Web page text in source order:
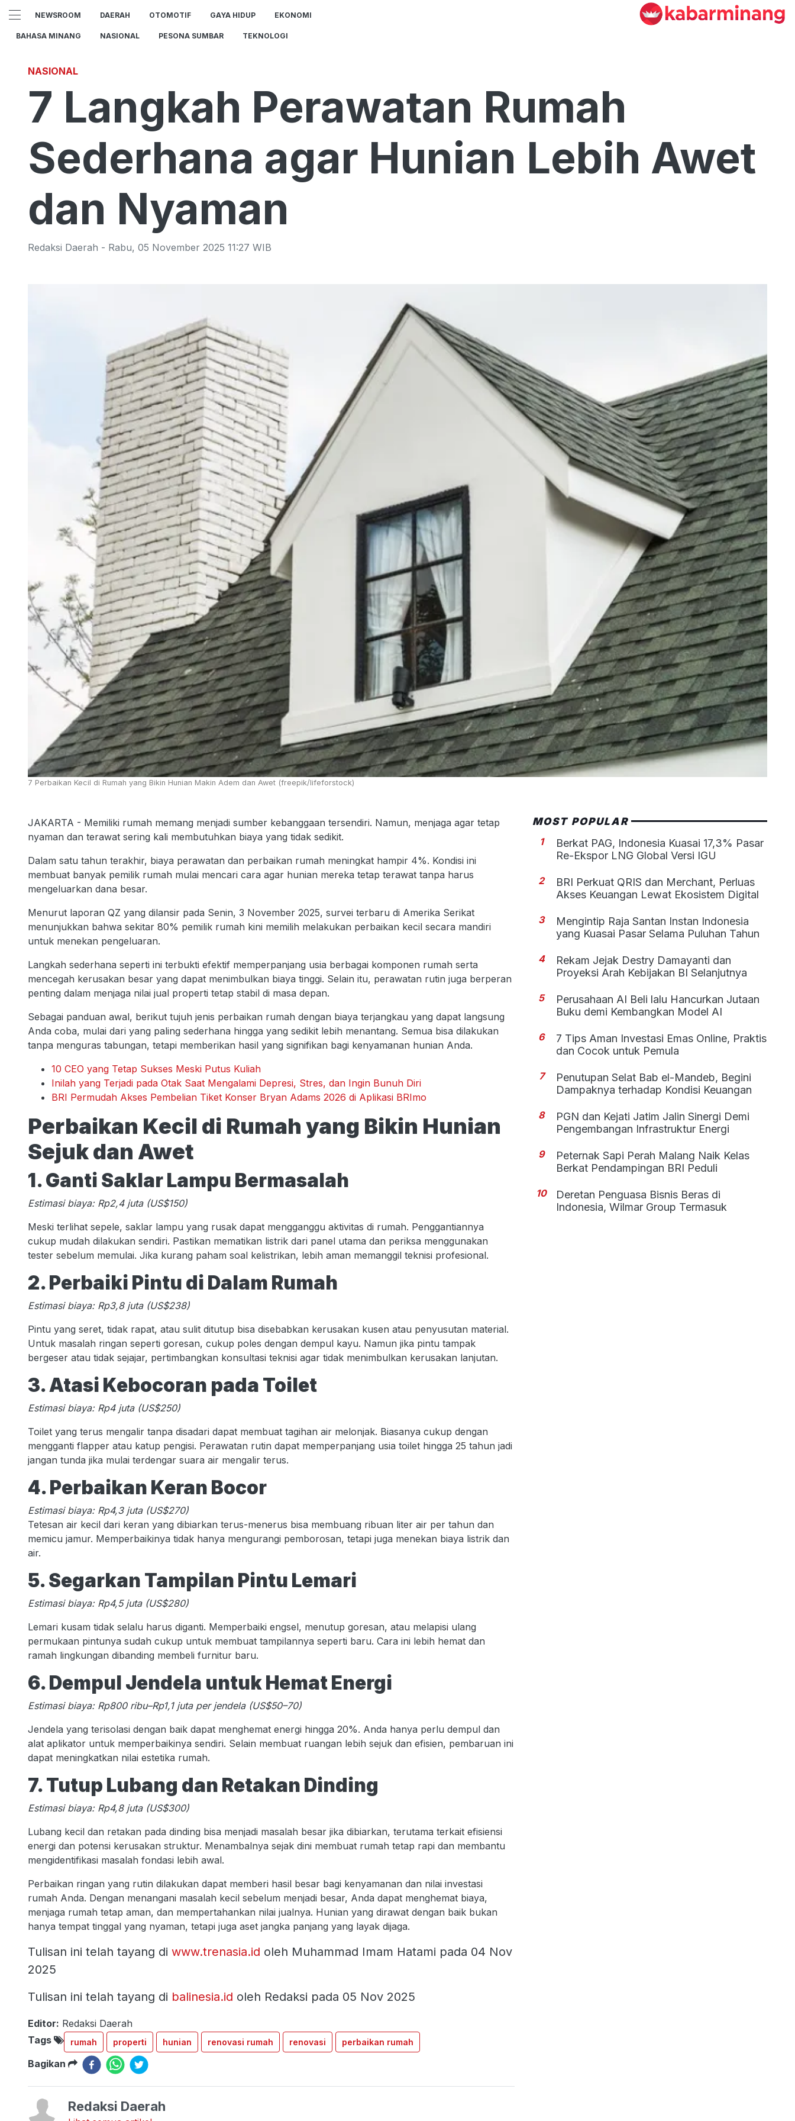
NEWSROOM DAERAH OTOMOTIF GAYA HIDUP EKONOMI
BAHASA MINANG NASIONAL PESONA SUMBAR TEKNOLOGI
NASIONAL
7 Langkah Perawatan Rumah
Sederhana agar Hunian Lebih Awet
dan Nyaman
Redaksi Daerah - Rabu, 05 November 2025 11:27 WIB
7 Perbaikan Kecil di Rumah yang Bikin Hunian Makin Adem dan Awet (freepik/lifeforstock)
JAKARTA - Memiliki rumah memang menjadi sumber kebanggaan tersendiri. Namun, menjaga agar tetap
nyaman dan terawat sering kali membutuhkan biaya yang tidak sedikit.
Dalam satu tahun terakhir, biaya perawatan dan perbaikan rumah meningkat hampir 4%. Kondisi ini
membuat banyak pemilik rumah mulai mencari cara agar hunian mereka tetap terawat tanpa harus
mengeluarkan dana besar.
Menurut laporan QZ yang dilansir pada Senin, 3 November 2025, survei terbaru di Amerika Serikat
menunjukkan bahwa sekitar 80% pemilik rumah kini memilih melakukan perbaikan kecil secara mandiri
untuk menekan pengeluaran.
Langkah sederhana seperti ini terbukti efektif memperpanjang usia berbagai komponen rumah serta
mencegah kerusakan besar yang dapat menimbulkan biaya tinggi. Selain itu, perawatan rutin juga berperan
penting dalam menjaga nilai jual properti tetap stabil di masa depan.
Sebagai panduan awal, berikut tujuh jenis perbaikan rumah dengan biaya terjangkau yang dapat langsung
Anda coba, mulai dari yang paling sederhana hingga yang sedikit lebih menantang. Semua bisa dilakukan
tanpa menguras tabungan, tetapi memberikan hasil yang signifikan bagi kenyamanan hunian Anda.
10 CEO yang Tetap Sukses Meski Putus Kuliah
Inilah yang Terjadi pada Otak Saat Mengalami Depresi, Stres, dan Ingin Bunuh Diri
BRI Permudah Akses Pembelian Tiket Konser Bryan Adams 2026 di Aplikasi BRImo
Perbaikan Kecil di Rumah yang Bikin Hunian
Sejuk dan Awet
1. Ganti Saklar Lampu Bermasalah
Estimasi biaya: Rp2,4 juta (US$150)
Meski terlihat sepele, saklar lampu yang rusak dapat mengganggu aktivitas di rumah. Penggantiannya
cukup mudah dilakukan sendiri. Pastikan mematikan listrik dari panel utama dan periksa menggunakan
tester sebelum memulai. Jika kurang paham soal kelistrikan, lebih aman memanggil teknisi profesional.
2. Perbaiki Pintu di Dalam Rumah
Estimasi biaya: Rp3,8 juta (US$238)
Pintu yang seret, tidak rapat, atau sulit ditutup bisa disebabkan kerusakan kusen atau penyusutan material.
Untuk masalah ringan seperti goresan, cukup poles dengan dempul kayu. Namun jika pintu tampak
bergeser atau tidak sejajar, pertimbangkan konsultasi teknisi agar tidak menimbulkan kerusakan lanjutan.
3. Atasi Kebocoran pada Toilet
Estimasi biaya: Rp4 juta (US$250)
Toilet yang terus mengalir tanpa disadari dapat membuat tagihan air melonjak. Biasanya cukup dengan
mengganti flapper atau katup pengisi. Perawatan rutin dapat memperpanjang usia toilet hingga 25 tahun jadi
jangan tunda jika mulai terdengar suara air mengalir terus.
4. Perbaikan Keran Bocor
Estimasi biaya: Rp4,3 juta (US$270)
Tetesan air kecil dari keran yang dibiarkan terus-menerus bisa membuang ribuan liter air per tahun dan
memicu jamur. Memperbaikinya tidak hanya mengurangi pemborosan, tetapi juga menekan biaya listrik dan
air.
5. Segarkan Tampilan Pintu Lemari
Estimasi biaya: Rp4,5 juta (US$280)
Lemari kusam tidak selalu harus diganti. Memperbaiki engsel, menutup goresan, atau melapisi ulang
permukaan pintunya sudah cukup untuk membuat tampilannya seperti baru. Cara ini lebih hemat dan
ramah lingkungan dibanding membeli furnitur baru.
6. Dempul Jendela untuk Hemat Energi
Estimasi biaya: Rp800 ribu–Rp1,1 juta per jendela (US$50–70)
Jendela yang terisolasi dengan baik dapat menghemat energi hingga 20%. Anda hanya perlu dempul dan
alat aplikator untuk memperbaikinya sendiri. Selain membuat ruangan lebih sejuk dan efisien, pembaruan ini
dapat meningkatkan nilai estetika rumah.
7. Tutup Lubang dan Retakan Dinding
Estimasi biaya: Rp4,8 juta (US$300)
Lubang kecil dan retakan pada dinding bisa menjadi masalah besar jika dibiarkan, terutama terkait efisiensi
energi dan potensi kerusakan struktur. Menambalnya sejak dini membuat rumah tetap rapi dan membantu
mengidentifikasi masalah fondasi lebih awal.
Perbaikan ringan yang rutin dilakukan dapat memberi hasil besar bagi kenyamanan dan nilai investasi
rumah Anda. Dengan menangani masalah kecil sebelum menjadi besar, Anda dapat menghemat biaya,
menjaga rumah tetap aman, dan mempertahankan nilai jualnya. Hunian yang dirawat dengan baik bukan
hanya tempat tinggal yang nyaman, tetapi juga aset jangka panjang yang layak dijaga.
Tulisan ini telah tayang di www.trenasia.id oleh Muhammad Imam Hatami pada 04 Nov
2025
Tulisan ini telah tayang di balinesia.id oleh Redaksi pada 05 Nov 2025
Editor: Redaksi Daerah
Tags
rumah properti hunian renovasi rumah renovasi perbaikan rumah
Bagikan
Redaksi Daerah
MOST POPULAR
1
Berkat PAG, Indonesia Kuasai 17,3% Pasar
Re-Ekspor LNG Global Versi IGU
2
BRI Perkuat QRIS dan Merchant, Perluas
Akses Keuangan Lewat Ekosistem Digital
3
Mengintip Raja Santan Instan Indonesia
yang Kuasai Pasar Selama Puluhan Tahun
4
Rekam Jejak Destry Damayanti dan
Proyeksi Arah Kebijakan BI Selanjutnya
5
Perusahaan AI Beli lalu Hancurkan Jutaan
Buku demi Kembangkan Model AI
6
7 Tips Aman Investasi Emas Online, Praktis
dan Cocok untuk Pemula
7
Penutupan Selat Bab el-Mandeb, Begini
Dampaknya terhadap Kondisi Keuangan
8
PGN dan Kejati Jatim Jalin Sinergi Demi
Pengembangan Infrastruktur Energi
9
Peternak Sapi Perah Malang Naik Kelas
Berkat Pendampingan BRI Peduli
10
Deretan Penguasa Bisnis Beras di
Indonesia, Wilmar Group Termasuk